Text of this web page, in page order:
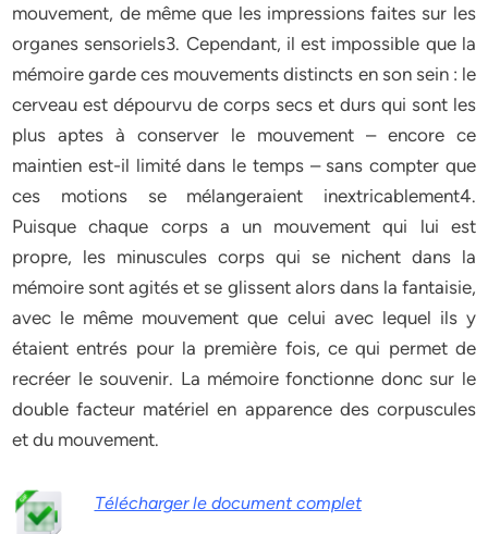
mouvement, de même que les impressions faites sur les
organes sensoriels3. Cependant, il est impossible que la
mémoire garde ces mouvements distincts en son sein : le
cerveau est dépourvu de corps secs et durs qui sont les
plus aptes à conserver le mouvement – encore ce
maintien est-il limité dans le temps – sans compter que
ces motions se mélangeraient inextricablement4.
Puisque chaque corps a un mouvement qui lui est
propre, les minuscules corps qui se nichent dans la
mémoire sont agités et se glissent alors dans la fantaisie,
avec le même mouvement que celui avec lequel ils y
étaient entrés pour la première fois, ce qui permet de
recréer le souvenir. La mémoire fonctionne donc sur le
double facteur matériel en apparence des corpuscules
et du mouvement.
Télécharger le document complet